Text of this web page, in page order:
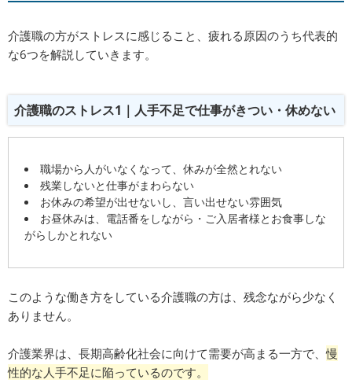
介護職の方がストレスに感じること、疲れる原因のうち代表的
な6つを解説していきます。
介護職のストレス1｜人手不足で仕事がきつい・休めない
職場から人がいなくなって、休みが全然とれない
残業しないと仕事がまわらない
お休みの希望が出せないし、言い出せない雰囲気
お昼休みは、電話番をしながら・ご入居者様とお食事しな
がらしかとれない
このような働き方をしている介護職の方は、残念ながら少なく
ありません。
介護業界は、長期高齢化社会に向けて需要が高まる一方で、慢
性的な人手不足に陥っているのです。